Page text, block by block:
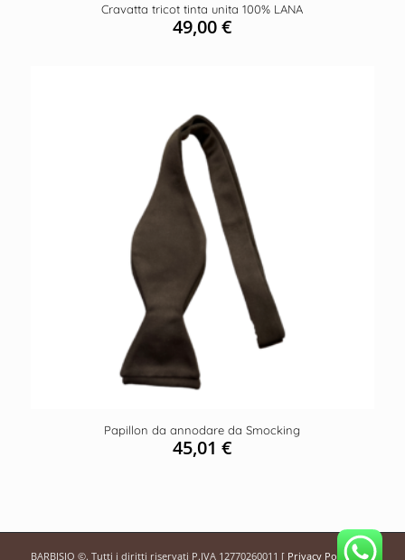
Cravatta tricot tinta unita 100% LANA
49,00€
Papillon da annodare da Smocking
45,01€
BARBISIO ©. Tutti i diritti riservati P.IVA 12770260011 [ Privacy Policy ]